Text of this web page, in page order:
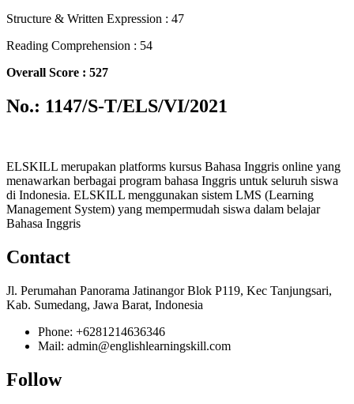
Structure & Written Expression : 47
Reading Comprehension : 54
Overall Score : 527
No.: 1147/S-T/ELS/VI/2021
ELSKILL merupakan platforms kursus Bahasa Inggris online yang
menawarkan berbagai program bahasa Inggris untuk seluruh siswa
di Indonesia. ELSKILL menggunakan sistem LMS (Learning
Management System) yang mempermudah siswa dalam belajar
Bahasa Inggris
Contact
Jl. Perumahan Panorama Jatinangor Blok P119, Kec Tanjungsari,
Kab. Sumedang, Jawa Barat, Indonesia
Phone: +6281214636346
Mail: admin@englishlearningskill.com
Follow